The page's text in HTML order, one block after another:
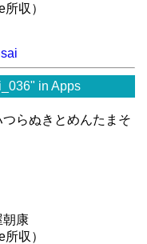
収）
in Apps
らぬきとめんたまそ
朝康
収）